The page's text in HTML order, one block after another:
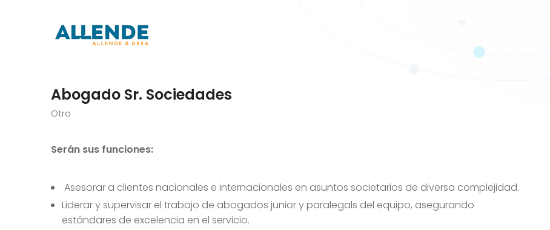
Abogado Sr. Sociedades
Otro
Serán sus funciones:
Asesorar a clientes nacionales e internacionales en asuntos societarios de diversa complejidad.
Liderar y supervisar el trabajo de abogados junior y paralegals del equipo, asegurando
estándares de excelencia en el servicio.